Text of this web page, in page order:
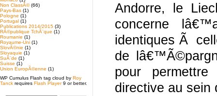
Non ClassÃ©(66)
Pays-Bas (1)
Pologne (1)
Portugal (1)
Publications 2014/2015 (3)
RÃ©publique TchÃ¨que (1)
Roumanie (1)
Royaume-Uni (1)
SlovÃ©nie (1)
Slovaquie (1)
SuÃ¨de (1)
Suisse (1)
Union EuropÃ©enne (1)
WP Cumulus Flash tag cloud by Roy
Tanck requires Flash Player9 or better.
Andorre, le
concerne
identiques Ã
de
pour
directive au